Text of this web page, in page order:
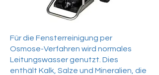
Für die Fensterreinigung per
Osmose-Verfahren wird normales
Leitungswasser genutzt. Dies
enthält Kalk, Salze und Mineralien, die